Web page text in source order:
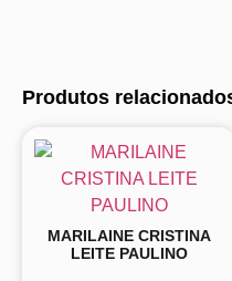
Produtos
MARILAINE CRISTINA
LEITE PAULINO